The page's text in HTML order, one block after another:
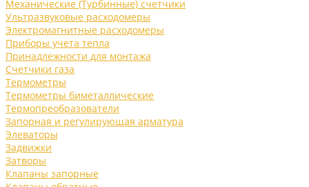
Механические (Турбинные) счетчики
Ультразвуковые расходомеры
Электромагнитные расходомеры
Приборы учета тепла
Принадлежности для монтажа
Счетчики газа
Термометры
Термометры биметаллические
Термопреобразователи
Запорная и регулирующая арматура
Элеваторы
Задвижки
Затворы
Клапаны запорные